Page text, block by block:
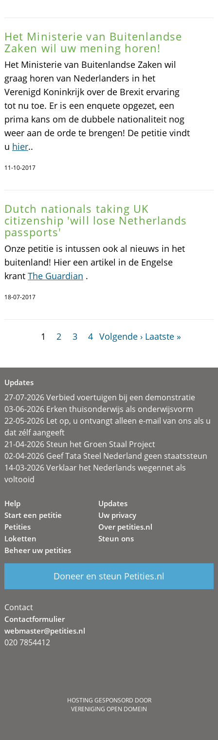
Het Ministerie van Buitenlandse
Zaken wil uw mening horen!
Het Ministerie van Buitenlandse Zaken wil
graag horen van Nederlanders in het
Verenigd Koninkrijk over de Brexit ervaring
tot nu toe. Er is een enquete opgezet, een
prima kans om de dubbele nationaliteit nog
weer aan de orde te brengen! De petitie vindt
u hier..
11-10-2017
Dutch nationals taking UK
citizenship 'will lose Netherlands
passports'
Onze petitie is intussen ook al nieuws in het
buitenland! Hier een artikel in de Engelse
krant The Guardian .
18-07-2017
1 2 3 4 Volgende › Laatste »
Updates
27-07-2026 Verbied voertuigen bij een demonstratie
03-06-2026 Erken thuisonderwijs als onderwijsvorm
22-05-2026 Let op, u ontvangt alleen e-mail van ons als u
dat zélf aangeeft
21-04-2026 Steun het Groen Staal Project
02-04-2026 Geef Tata Steel Nederland geen staatssteun
14-03-2026 Verklaar het Nederlands wegennet als
voltooid
Help
Start een petitie
Petities
Loketten
Beheer uw petities
Updates
Uw privacy
Over petities.nl
Steun ons
Doneer en steun Petities.nl
Contact
Contactformulier
webmaster@petities.nl
020 7854412
HOSTING GESPONSORD DOOR
VERENIGING OPEN DOMEIN